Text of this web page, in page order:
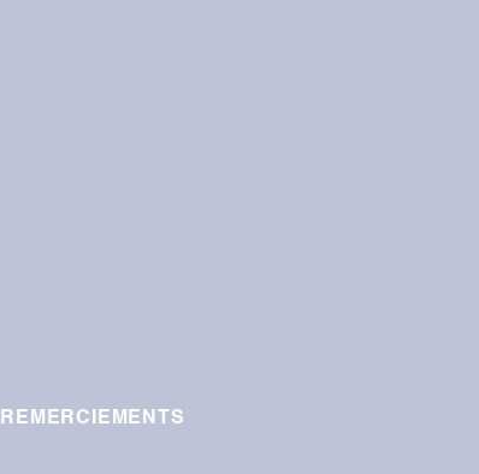
REMERCIEMENTS